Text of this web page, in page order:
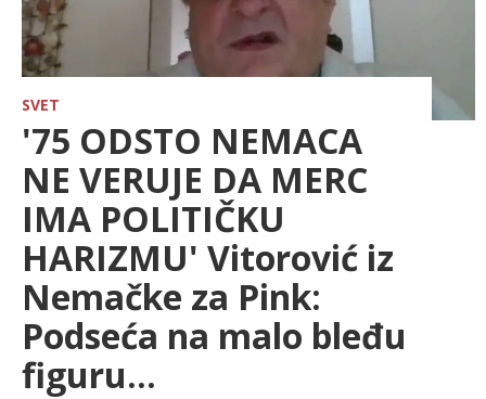
SHOWBIZ
HRONIKA
FARMERI
TV
SPORT
LIFESTYLE
EXTRA
SVET
'75 ODSTO NEMACA
NE VERUJE DA MERC
IMA POLITIČKU
HARIZMU' Vitorović iz
Nemačke za Pink:
Podseća na malo bleđu
figuru...